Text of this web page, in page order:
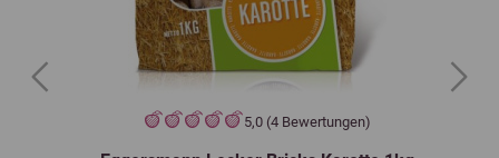
5,0 (4 Bewertungen)
Previous Next